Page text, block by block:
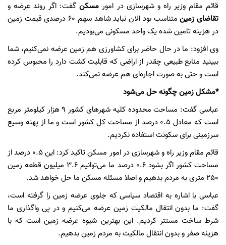
قائم مقام وزیر راه و شهرسازی در امور مسکنگفت: اگر روند عرضه و
تقاضای زمین
متناسب بود الان نباید شاهد سهم 60 درصدی قیمت زمین
در هزینه تامین شده یک واحد مسکونی می‌بودیم.
وی افزود: ما در حال حاضر برای کشاورزی هم زمین عرضه نمی‌کنیم، شما
ببینید منابع طبیعی چقدر از اراضی که قابلیت کشت دارد را محبوس کرده
است و حتی به صورت اجاره‌ای هم عرضه نمی‌کند.
*مشکل زمین چگونه حل می‌شود
عباسی گفت: مساحت محدوده کلیه شهرهای کشور 9 هزار کیلومتر مربع
است که معادل 0.5 درصد از مساحت کل کشور است و ما از پهنه وسیع
سرزمینی برای سکونت استفاده نکردیم.
قائم مقام وزیر راه و شهرسازی در امور مسکن تاکید کرد: این 0.5 درصد از
مساحت کشور اگر بشود 0.6 درصد ما می‌توانیم 3.6 میلیون قطعه زمین
250 متری به مردم بدهیم و اصلا مسئله مسکن ما حل خواهد شد.
عباسی با اشاره به اقتصاد سیاسی که جلوی عرضه زمین را گرفته است،
گفت: ما بدون انتقال مالکیت زمین عرضه می‌کنیم و در پی واگذاری ما
شرط ساخت مستتر کردیم. این بهترین شیوه عرضه زمین است که با
هزینه صفر و بدون انتقال مالکیت به مردم زمین بدهیم.